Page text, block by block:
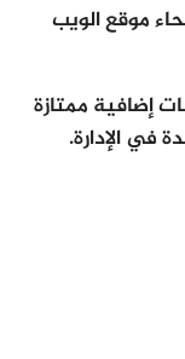
موقع الويب
إضافية ممتازة